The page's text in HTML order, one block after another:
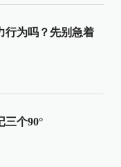
行为吗？先别急着
三个90°